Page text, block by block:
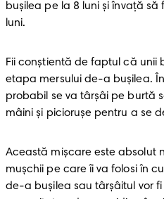
bușilea pe la 8 luni și învață
luni.
Fii conștientă de faptul că unii
etapa mersului de-a bușilea.
probabil se va târșâi pe burtă
mâini și piciorușe pentru a se
Această mișcare este absolut
mușchii pe care îi va folosi în
de-a bușilea sau târșâitul vor